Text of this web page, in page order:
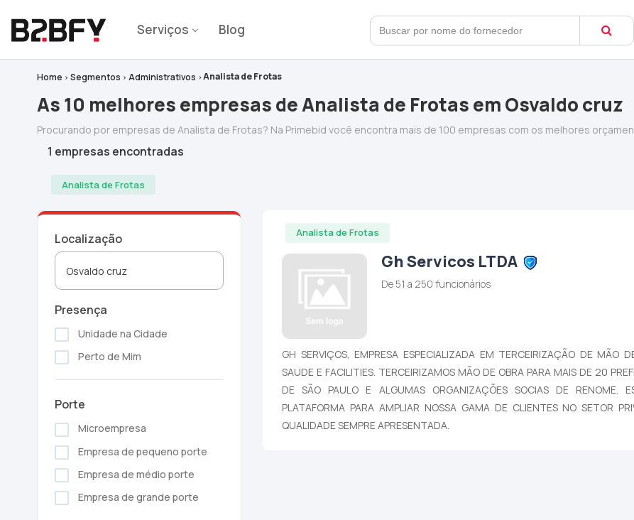
Serviços Blog
Home Segmentos Administrativos Analista de Frotas
As 10 melhores empresas de Analista de Frotas em Osvaldo cruz
Procurando por empresas de Analista de Frotas? Na Primebid você encontra mais de 100 empresas com os melhores
1 empresas encontradas
Analista de Frotas
Localização
Presença
Unidade na Cidade
Perto de Mim
Porte
Microempresa
Empresa de pequeno porte
Empresa de médio porte
Empresa de grande porte
Analista de Frotas
Gh Servicos LTDA
De 51 a 250 funcionários
GH SERVIÇOS, EMPRESA ESPECIALIZADA EM TERCEIRIZAÇÃO DE MÃO
SAUDE E FACILITIES. TERCEIRIZAMOS MÃO DE OBRA PARA MAIS DE 20
DE SÃO PAULO E ALGUMAS ORGANIZAÇÕES SOCIAS DE RENOME.
PLATAFORMA PARA AMPLIAR NOSSA GAMA DE CLIENTES NO SETOR
QUALIDADE SEMPRE APRESENTADA.